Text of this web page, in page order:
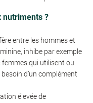
nutriments ?
entre les hommes et
inhibe par exemple
femmes qui utilisent ou
d’un complément
élevée de